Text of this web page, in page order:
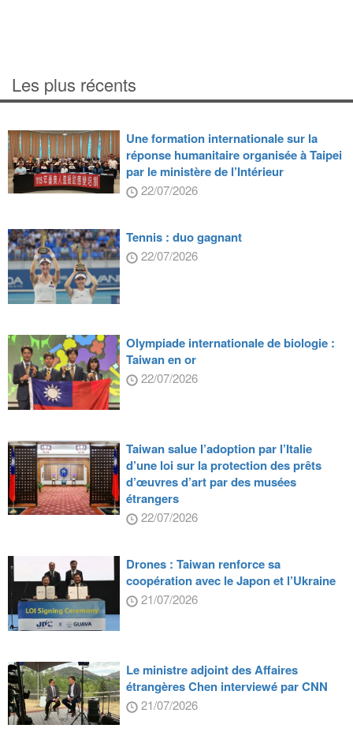
Les plus récents
Une formation internationale sur la
réponse humanitaire organisée à Taipei
par le ministère de l’Intérieur
22/07/2026
Tennis : duo gagnant
22/07/2026
Olympiade internationale de biologie :
Taiwan en or
22/07/2026
Taiwan salue l’adoption par l’Italie
d’une loi sur la protection des prêts
d’œuvres d’art par des musées
étrangers
22/07/2026
Drones : Taiwan renforce sa
coopération avec le Japon et l’Ukraine
21/07/2026
Le ministre adjoint des Affaires
étrangères Chen interviewé par CNN
21/07/2026